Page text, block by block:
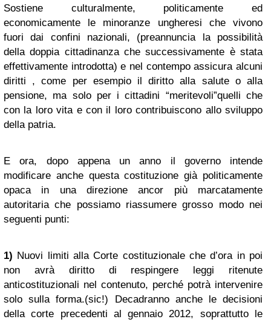
Sostiene culturalmente, politicamente ed
economicamente le minoranze ungheresi che vivono
fuori dai confini nazionali, (preannuncia la possibilità
della doppia cittadinanza che successivamente è stata
effettivamente introdotta) e nel contempo assicura alcuni
diritti , come per esempio il diritto alla salute o alla
pensione, ma solo per i cittadini “meritevoli”quelli che
con la loro vita e con il loro contribuiscono allo sviluppo
della patria.
E ora, dopo appena un anno il governo intende
modificare anche questa costituzione già politicamente
opaca in una direzione ancor più marcatamente
autoritaria che possiamo riassumere grosso modo nei
seguenti punti:
1) Nuovi limiti alla Corte costituzionale che d’ora in poi
non avrà diritto di respingere leggi ritenute
anticostituzionali nel contenuto, perché potrà intervenire
solo sulla forma.(sic!) Decadranno anche le decisioni
della corte precedenti al gennaio 2012, soprattutto le